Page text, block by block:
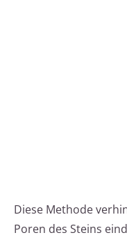
Diese Methode
Poren des Steins